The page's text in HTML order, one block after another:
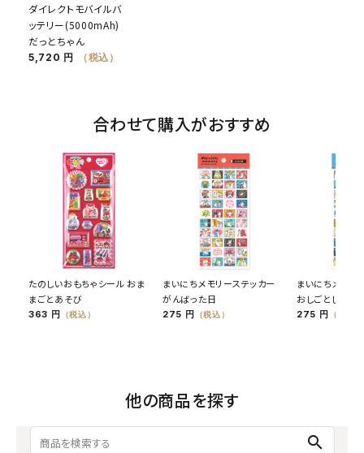
ダイレクトモバイルバ
ッテリー(5000mAh)
だっとちゃん
5,720 円 （税込）
合わせて購入がおすすめ
たのしいおもちゃシール おま
まごとあそび
363 円 （税込）
まいにちメモリーステッカー
がんばった日
275 円 （税込）
まいにちメモリ
おしごとした日
275 円 （税込）
他の商品を探す
search